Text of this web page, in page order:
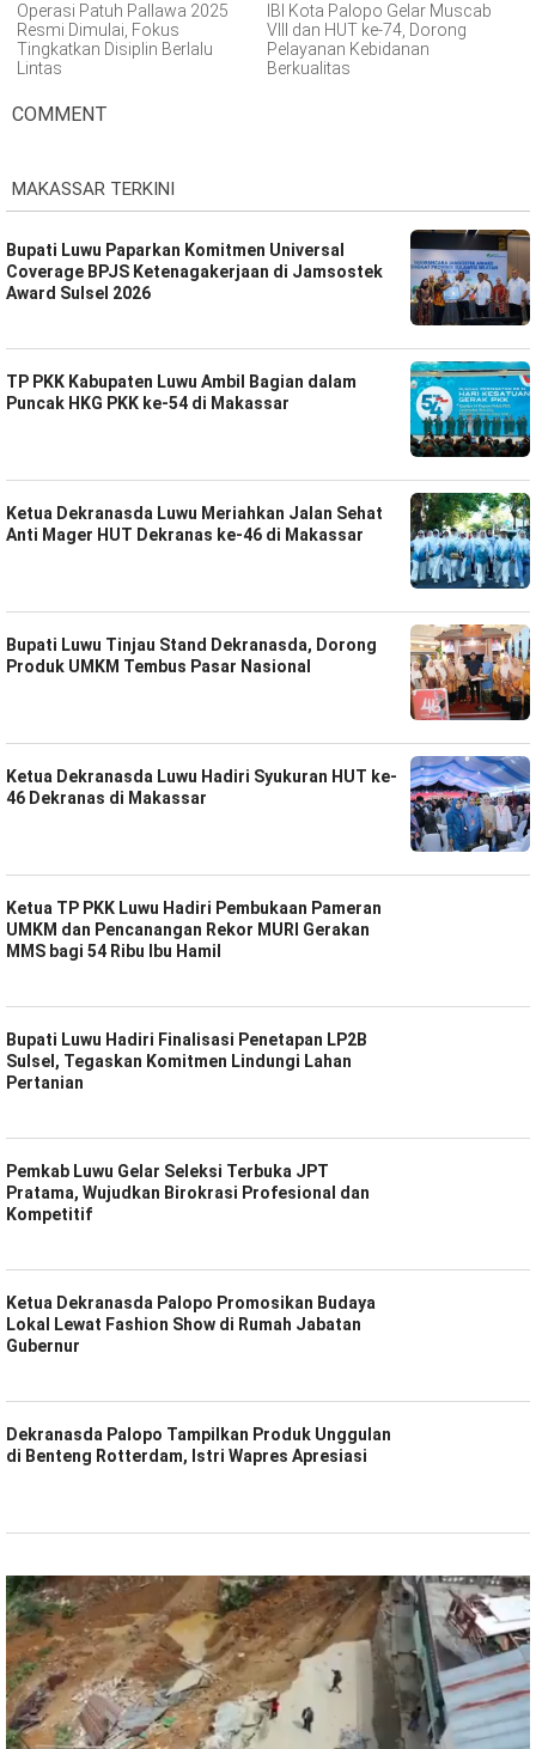
Operasi Patuh Pallawa 2025
Resmi Dimulai, Fokus
Tingkatkan Disiplin Berlalu
Lintas
IBI Kota Palopo Gelar Muscab
VIII dan HUT ke-74, Dorong
Pelayanan Kebidanan
Berkualitas
COMMENT
MAKASSAR TERKINI
Bupati Luwu Paparkan Komitmen Universal
Coverage BPJS Ketenagakerjaan di Jamsostek
Award Sulsel 2026
TP PKK Kabupaten Luwu Ambil Bagian dalam
Puncak HKG PKK ke-54 di Makassar
Ketua Dekranasda Luwu Meriahkan Jalan Sehat
Anti Mager HUT Dekranas ke-46 di Makassar
Bupati Luwu Tinjau Stand Dekranasda, Dorong
Produk UMKM Tembus Pasar Nasional
Ketua Dekranasda Luwu Hadiri Syukuran HUT ke-
46 Dekranas di Makassar
Ketua TP PKK Luwu Hadiri Pembukaan Pameran
UMKM dan Pencanangan Rekor MURI Gerakan
MMS bagi 54 Ribu Ibu Hamil
Bupati Luwu Hadiri Finalisasi Penetapan LP2B
Sulsel, Tegaskan Komitmen Lindungi Lahan
Pertanian
Pemkab Luwu Gelar Seleksi Terbuka JPT
Pratama, Wujudkan Birokrasi Profesional dan
Kompetitif
Ketua Dekranasda Palopo Promosikan Budaya
Lokal Lewat Fashion Show di Rumah Jabatan
Gubernur
Dekranasda Palopo Tampilkan Produk Unggulan
di Benteng Rotterdam, Istri Wapres Apresiasi
Pemutar
Video